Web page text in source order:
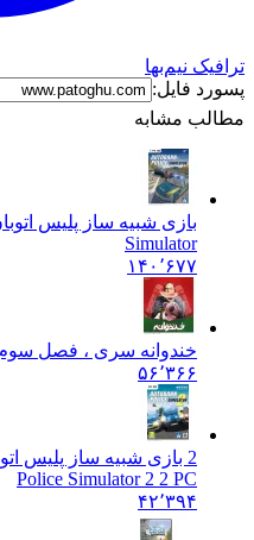
ترافیک نیم‌بها
پسورد فایل:
مطالب مشابه
بازی شبیه ساز پلیس
Simulator
۱۴۰٬۶۷۷
خندوانه سری ، فصل سوم
۵۶٬۳۶۶
2 بازی شبیه ساز پلیس اتوبان 2 برای کامپیوتر PC
Police Simulator 2 2 PC
۴۲٬۳۹۴